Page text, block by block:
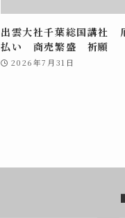
出雲大社千葉総国講社
払い 商売繁盛 祈願
2026年7月31日